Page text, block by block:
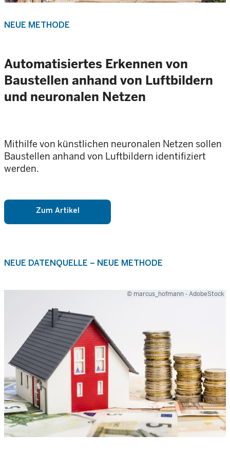
NEUE METHODE
Automatisiertes Erkennen von
Baustellen anhand von Luftbildern
und neuronalen Netzen
Mithilfe von künstlichen neuronalen Netzen sollen
Baustellen anhand von Luftbildern identifiziert
werden.
Zum Artikel
© marcus_hofmann - AdobeStock
NEUE DATENQUELLE – NEUE METHODE